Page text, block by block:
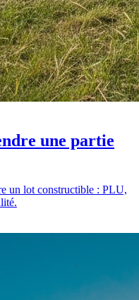
une partie
un lot constructible : PLU,